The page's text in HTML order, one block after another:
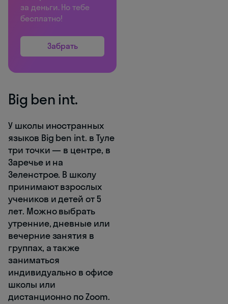
за деньги. Но тебе
бесплатно!
Забрать
Big ben int.
У школы иностранных
языков Big ben int. в Туле
три точки — в центре, в
Заречье и на
Зеленстрое. В школу
принимают взрослых
учеников и детей от 5
лет. Можно выбрать
утренние, дневные или
вечерние занятия в
группах, а также
заниматься
индивидуально в офисе
школы или
дистанционно по Zoom.